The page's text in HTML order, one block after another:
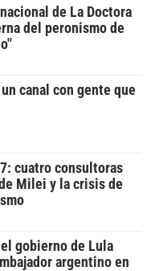
de La Doctora
del peronismo de
canal con gente que
cuatro consultoras
Milei y la crisis de
gobierno de Lula
argentino en